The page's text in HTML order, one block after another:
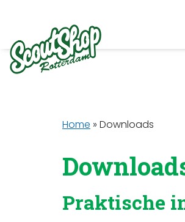
Home » Downloads
Praktische